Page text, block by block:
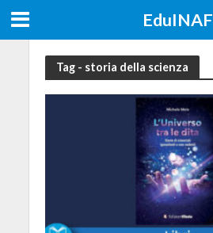
EduINAF
Tag - storia della scienza